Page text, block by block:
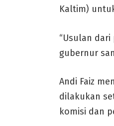
Kaltim)
“Usulan
gubernur
Andi Faiz
dilakukan
komisi dan